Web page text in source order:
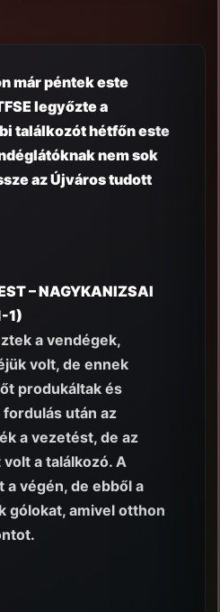
már péntek este
legyőzte a
találkozót hétfőn este
nem sok
az Újváros tudott
– NAGYKANIZSAI
1)
a vendégek,
volt, de ennek
produkáltak és
után az
a vezetést, de az
a találkozó. A
a végén, de ebből a
gólokat, amivel otthon